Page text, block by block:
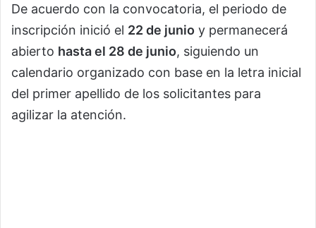
De acuerdo con la convocatoria, el periodo de
inscripción inició el 22 de junio y permanecerá
abierto hasta el 28 de junio, siguiendo un
calendario organizado con base en la letra inicial
del primer apellido de los solicitantes para
agilizar la atención.